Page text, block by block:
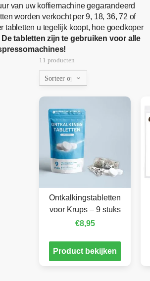
van uw koffiemachine gegarandeerd
worden verkocht per 9, 18, 36, 72 of
tabletten u tegelijk koopt, hoe goedkoper
De tabletten zijn te gebruiken voor alle
11 producten
Ontkalkingstabletten
voor Krups – 9 stuks
€8,95
Product bekijken